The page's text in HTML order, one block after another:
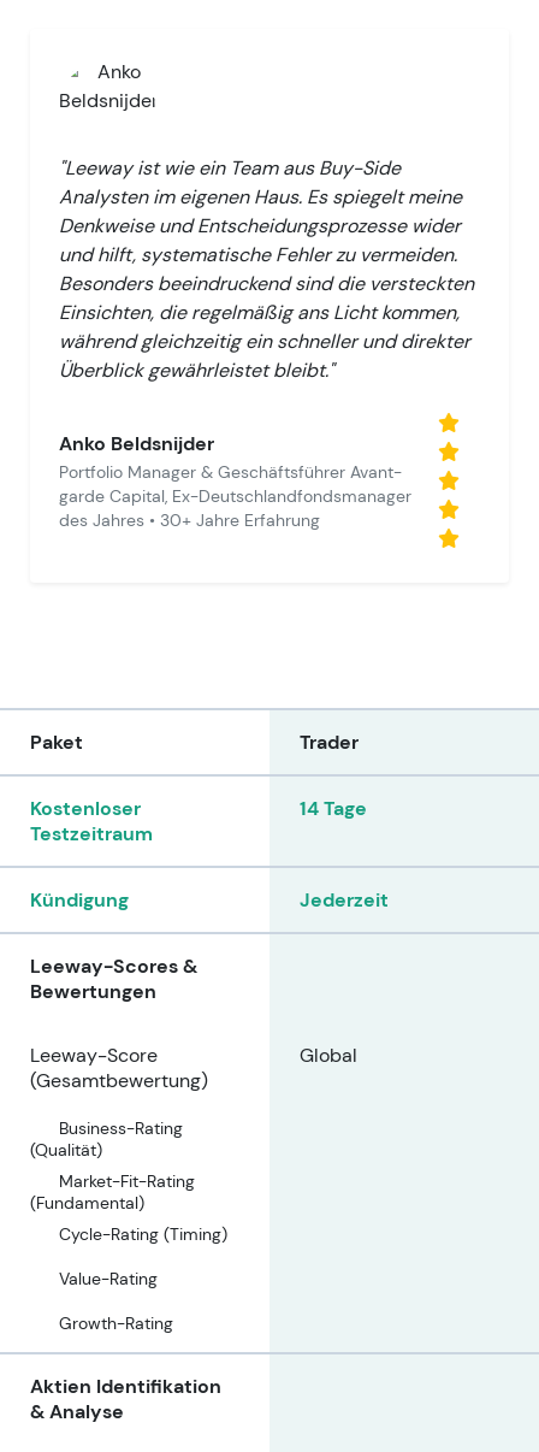
"Leeway ist wie ein Team aus Buy-Side
Analysten im eigenen Haus. Es spiegelt meine
Denkweise und Entscheidungsprozesse wider
und hilft, systematische Fehler zu vermeiden.
Besonders beeindruckend sind die versteckten
Einsichten, die regelmäßig ans Licht kommen,
während gleichzeitig ein schneller und direkter
Überblick gewährleistet bleibt."
Anko Beldsnijder
Portfolio Manager & Geschäftsführer Avant-
garde Capital, Ex-Deutschlandfondsmanager
des Jahres • 30+ Jahre Erfahrung
Paket Trader
Kostenloser
Testzeitraum
14 Tage
Kündigung Jederzeit
Leeway-Scores &
Bewertungen
Leeway-Score
(Gesamtbewertung)
Global
Business-Rating
(Qualität)
Market-Fit-Rating
(Fundamental)
Cycle-Rating (Timing)
Value-Rating
Growth-Rating
Aktien Identifikation
& Analyse